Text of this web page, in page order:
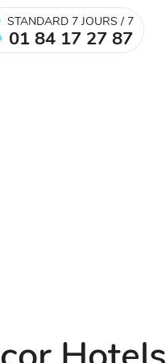
STANDARD 7 JOURS / 7
01 84 17 27 87